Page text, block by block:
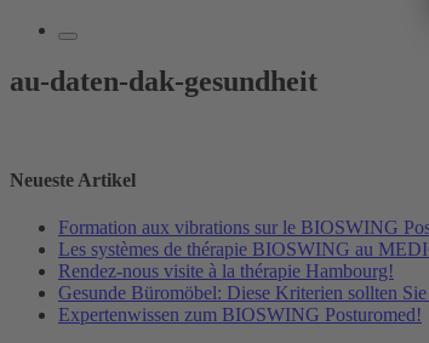
au-daten-dak-gesundheit
Neueste Artikel
Formation aux vibrations sur le BIOSWING
Les systèmes de thérapie BIOSWING au
Rendez-nous visite à la thérapie Hambourg!
Gesunde Büromöbel: Diese Kriterien sollten
Expertenwissen zum BIOSWING Posturomed!